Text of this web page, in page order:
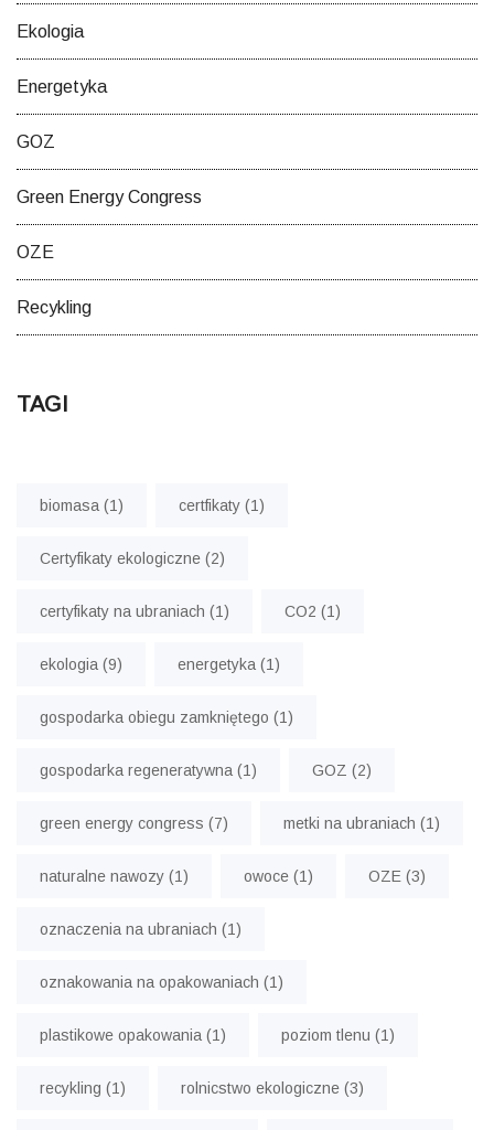
Ekologia
Energetyka
GOZ
Green Energy Congress
OZE
Recykling
TAGI
biomasa (1) certfikaty (1)
Certyfikaty ekologiczne (2)
certyfikaty na ubraniach (1) CO2 (1)
ekologia (9) energetyka (1)
gospodarka obiegu zamkniętego (1)
gospodarka regeneratywna (1) GOZ (2)
green energy congress (7) metki na ubraniach (1)
naturalne nawozy (1) owoce (1) OZE (3)
oznaczenia na ubraniach (1)
oznakowania na opakowaniach (1)
plastikowe opakowania (1) poziom tlenu (1)
recykling (1) rolnicstwo ekologiczne (3)